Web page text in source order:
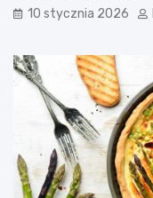
10 stycznia 2026